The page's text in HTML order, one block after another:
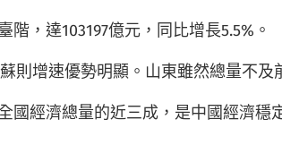
，達103197億元，同比增長5.5%。
則增速優勢明顯。山東雖然總量不
國經濟總量的近三成，是中國經濟穩